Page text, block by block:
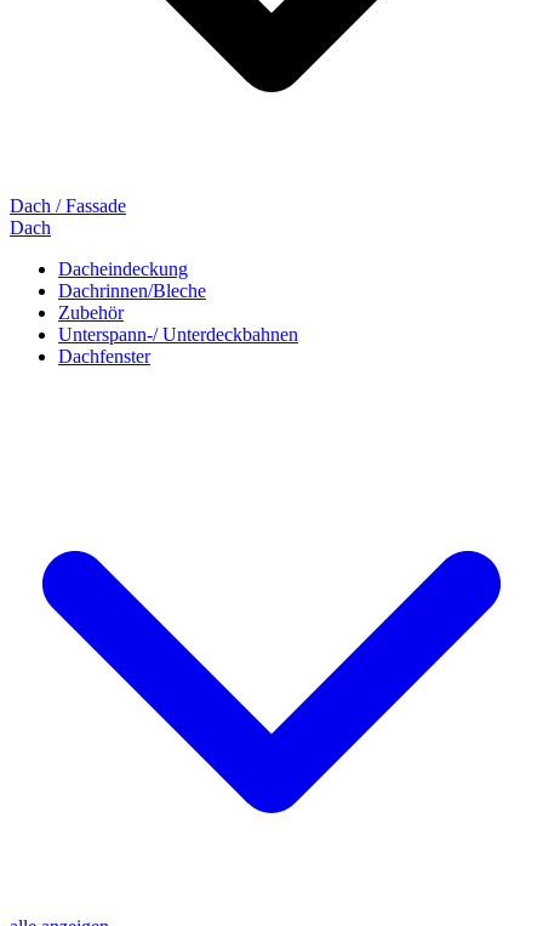
Dach / Fassade
Dach
Dacheindeckung
Dachrinnen/Bleche
Zubehör
Unterspann-/ Unterdeckbahnen
Dachfenster